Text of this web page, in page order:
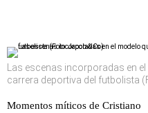
Las escenas incorporadas en
carrera deportiva del futbolista
Momentos míticos de Cristiano